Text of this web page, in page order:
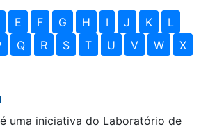
E F G H I J K
L
Q R S T U V W
X
uma iniciativa do Laboratório de